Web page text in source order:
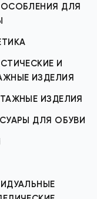
ДЛЯ
И
ИЗДЕЛИЯ
ИЗДЕЛИЯ
ДЛЯ ОБУВИ